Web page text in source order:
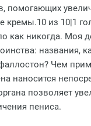
помогающих
из 10|1
как никогда. Моя
названия,
Чем
наносится
позволяет
пениса.